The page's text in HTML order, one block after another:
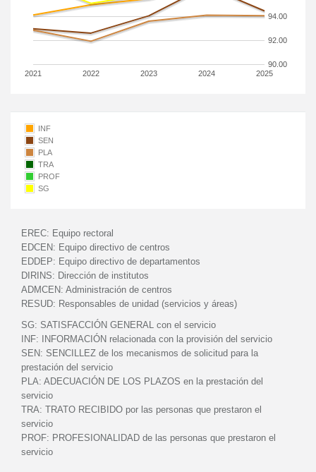
2021 2022 2023 2024 2025
90.00
92.00
94.00
INF
SEN
PLA
TRA
PROF
SG
EREC: Equipo rectoral
EDCEN: Equipo directivo de centros
EDDEP: Equipo directivo de departamentos
DIRINS: Dirección de institutos
ADMCEN: Administración de centros
RESUD: Responsables de unidad (servicios y áreas)
SG: SATISFACCIÓN GENERAL con el servicio
INF:
INFORMACIÓN relacionada con la provisión del servicio
SEN: SENCILLEZ de los mecanismos de solicitud para la
prestación del servicio
PLA: ADECUACIÓN DE LOS PLAZOS en la prestación del
servicio
TRA: TRATO RECIBIDO por las personas que prestaron el
servicio
PROF: PROFESIONALIDAD de las personas que prestaron el
servicio